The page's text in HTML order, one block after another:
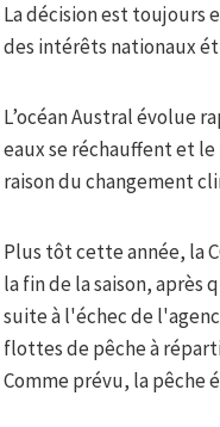
La décision est toujours
des intérêts nationaux
L’océan Austral évolue
eaux se réchauffent et
raison du changement
Plus tôt cette année, la
la fin de la saison,
suite à l'échec de
flottes de pêche à
Comme prévu, la pêche